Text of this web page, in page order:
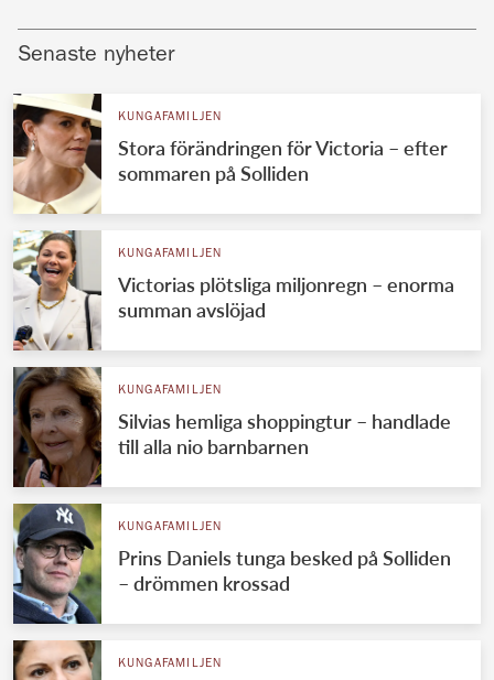
Senaste nyheter
KUNGAFAMILJEN
Stora förändringen för Victoria – efter
sommaren på Solliden
KUNGAFAMILJEN
Victorias plötsliga miljonregn – enorma
summan avslöjad
KUNGAFAMILJEN
Silvias hemliga shoppingtur – handlade
till alla nio barnbarnen
KUNGAFAMILJEN
Prins Daniels tunga besked på Solliden
– drömmen krossad
KUNGAFAMILJEN